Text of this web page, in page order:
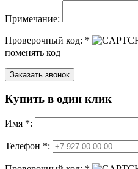
Примечание:
Проверочный код: *
поменять код
Купить в один клик
Имя *:
Телефон *: